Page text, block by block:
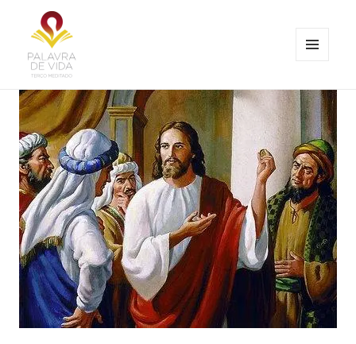
Palavra de Vida
WIDGETS